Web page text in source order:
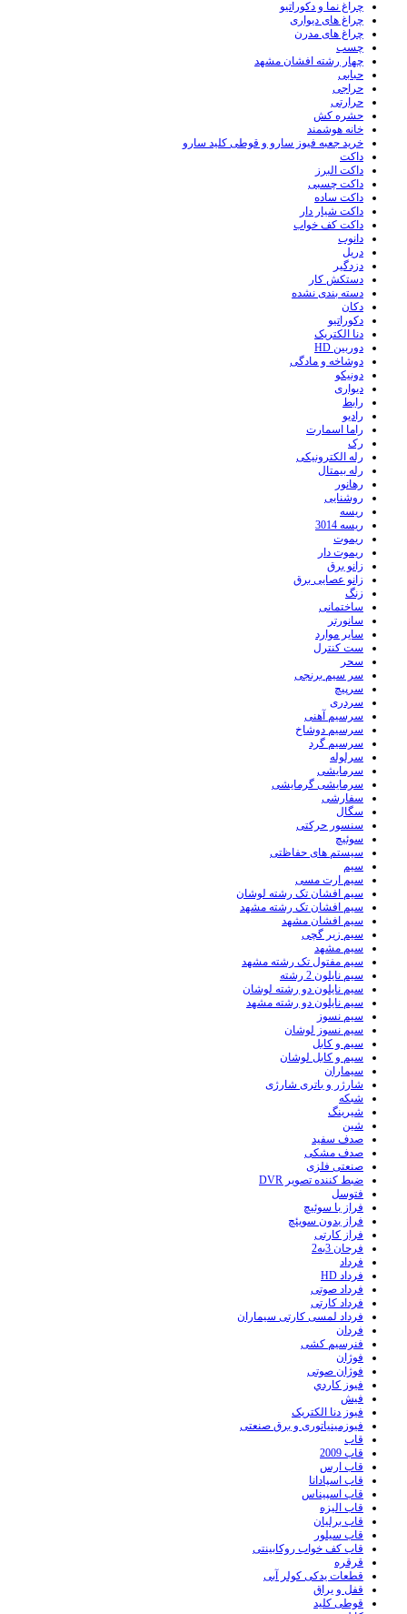
چراغ نما و دکوراتیو
چراغ های دیواری
چراغ های مدرن
چسب
چهار رشته افشان مشهد
حبابی
حراجی
حرارتی
حشره کش
خانه هوشمند
خرید جعبه فیوز سارو و قوطی کلید سارو
داکت
داکت البرز
داکت چسبی
داکت ساده
داکت شیار دار
داکت کف خواب
دانوب
دریل
دزدگیر
دستکش کار
دسته بندی نشده
دکان
دکوراتیو
دنا الکتریک
دوربین HD
دوشاخه و مادگی
دونیکو
دیواری
رابط
رادیو
راما اسمارت
رک
رله الکترونیکی
رله بیمتال
رهانور
روشنایی
ریسه
ریسه 3014
ریموت
ریموت دار
زانو برق
زانو عصایی برق
زنگ
ساختمانی
سانورتر
سایر موارد
ست کنترل
سحر
سر سیم برنجی
سرپیچ
سردری
سرسیم آهنی
سرسیم دوشاخ
سرسیم گرد
سرلوله
سرمایشی
سرمایشی گرمایشی
سفارشی
سگال
سنسور حرکتی
سوئیچ
سیستم های حفاظتی
سیم
سیم ارت مسی
سیم افشان تک رشته لوشان
سیم افشان تک رشته مشهد
سیم افشان مشهد
سیم زیر گچی
سیم مشهد
سیم مفتول تک رشته مشهد
سیم نایلون 2 رشته
سیم نایلون دو رشته لوشان
سیم نایلون دو رشته مشهد
سیم نسوز
سیم نسوز لوشان
سیم و کابل
سیم و کابل لوشان
سیماران
شارژر و باتری شارژی
شبکه
شیرینگ
شین
صدف سفید
صدف مشکی
صنعتی فلزی
ضبط کننده تصویر DVR
فتوسل
فراز با سوئیچ
فراز بدون سویئچ
فراز کارتی
فرحان 3به2
فرداد
فرداد HD
فرداد صوتی
فرداد کارتی
فرداد لمسی کارتی سیماران
فردان
فنرسیم کشی
فوژان
فوژان صوتی
فيوز کاردي
فیش
فیوز دنا الکتریک
فیوزمینیاتوری و برق صنعتی
قاب
قاب 2009
قاب ارس
قاب اسپادانا
قاب اسپیناس
قاب الیزه
قاب برلیان
قاب سیلور
قاب کف خواب روکابینتی
قرقره
قطعات یدکی کولر آبی
قفل و یراق
قوطی کلید